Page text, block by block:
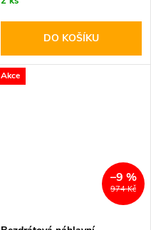
DO KOŠÍKU
Akce
974 Kč
–9 %